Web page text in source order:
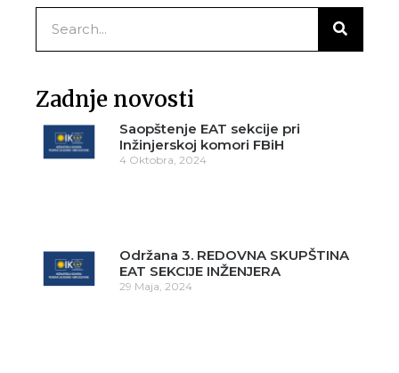
Zadnje novosti
Saopštenje EAT sekcije pri
Inžinjerskoj komori FBiH
4 Oktobra, 2024
Održana 3. REDOVNA SKUPŠTINA
EAT SEKCIJE INŽENJERA
29 Maja, 2024